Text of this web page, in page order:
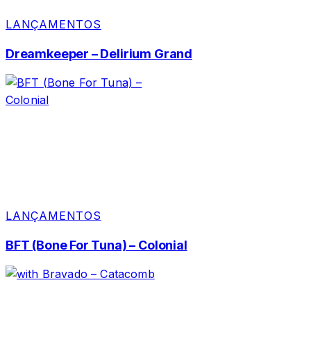
LANÇAMENTOS
Dreamkeeper – Delirium Grand
LANÇAMENTOS
BFT (Bone For Tuna) – Colonial